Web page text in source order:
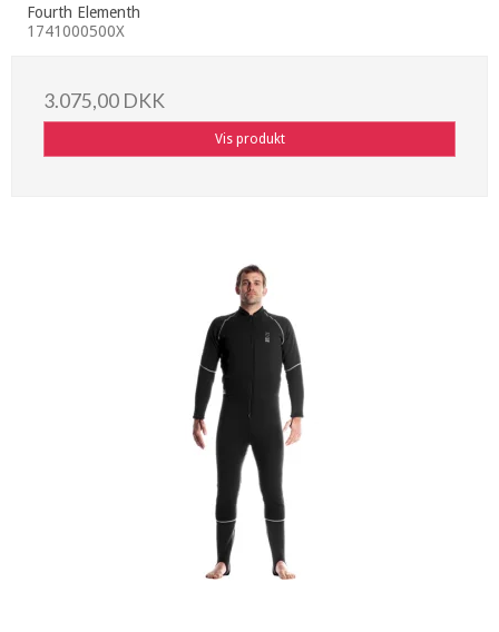
Fourth Elementh
1741000500X
3.075,00 DKK
Vis produkt